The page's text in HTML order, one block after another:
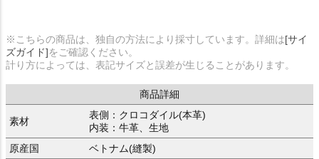
※こちらの商品は、独自の方法により採寸しています。詳細は[サイ
ズガイド]をご確認ください。
計り方によっては、表記サイズと誤差が生じることがあります。
商品詳細
素材
表側：クロコダイル(本革)
内装：牛革、生地
原産国
ベトナム(縫製)